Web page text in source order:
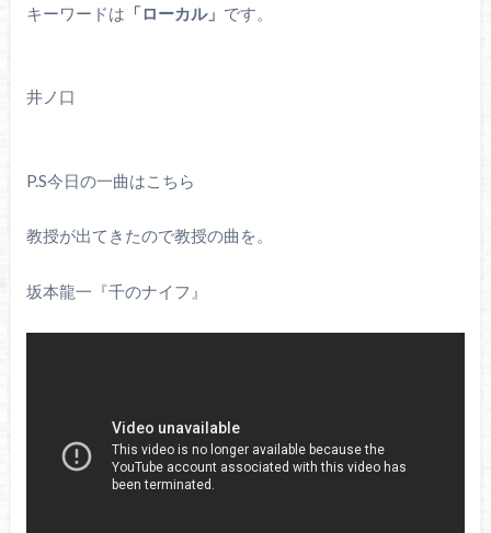
キーワードは 「ローカル」 です。
井ノ口
P.S今日の一曲はこちら
教授が出てきたので教授の曲を。
坂本龍一『千のナイフ』